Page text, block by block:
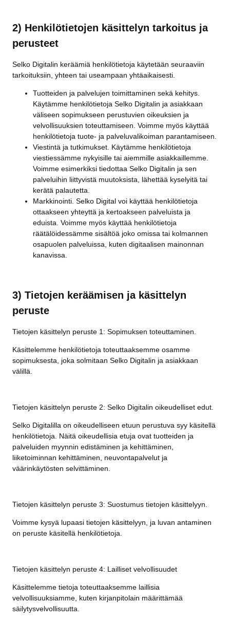
2) Henkilötietojen käsittelyn tarkoitus ja
perusteet
Selko Digitalin keräämiä henkilötietoja käytetään seuraaviin
tarkoituksiin, yhteen tai useampaan yhtäaikaisesti.
Tuotteiden ja palvelujen toimittaminen sekä kehitys.
Käytämme henkilötietoja Selko Digitalin ja asiakkaan
väliseen sopimukseen perustuvien oikeuksien ja
velvollisuuksien toteuttamiseen. Voimme myös käyttää
henkilötietoja tuote- ja palveluvalikoiman parantamiseen.
Viestintä ja tutkimukset. Käytämme henkilötietoja
viestiessämme nykyisille tai aiemmille asiakkaillemme.
Voimme esimerkiksi tiedottaa Selko Digitalin ja sen
palveluihin liittyvistä muutoksista, lähettää kyselyitä tai
kerätä palautetta.
Markkinointi. Selko Digital voi käyttää henkilötietoja
ottaakseen yhteyttä ja kertoakseen palveluista ja
eduista. Voimme myös käyttää henkilötietoja
räätälöidessämme sisältöä joko omissa tai kolmannen
osapuolen palveluissa, kuten digitaalisen mainonnan
kanavissa.
3) Tietojen keräämisen ja käsittelyn
peruste
Tietojen käsittelyn peruste 1: Sopimuksen toteuttaminen.
Käsittelemme henkilötietoja toteuttaaksemme osamme
sopimuksesta, joka solmitaan Selko Digitalin ja asiakkaan
välillä.
Tietojen käsittelyn peruste 2: Selko Digitalin oikeudelliset edut.
Selko Digitalilla on oikeudelliseen etuun perustuva syy käsitellä
henkilötietoja. Näitä oikeudellisia etuja ovat tuotteiden ja
palveluiden myynnin edistäminen ja kehittäminen,
liiketoiminnan kehittäminen, neuvontapalvelut ja
väärinkäytösten selvittäminen.
Tietojen käsittelyn peruste 3: Suostumus tietojen käsittelyyn.
Voimme kysyä lupaasi tietojen käsittelyyn, ja luvan antaminen
on peruste käsitellä henkilötietoja.
Tietojen käsittelyn peruste 4: Lailliset velvollisuudet
Käsittelemme tietoja toteuttaaksemme laillisia
velvollisuuksiamme, kuten kirjanpitolain määrittämää
säilytysvelvollisuutta.